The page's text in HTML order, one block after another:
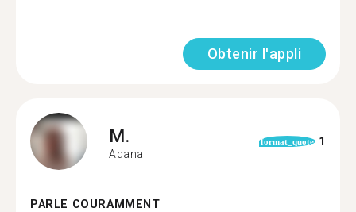
Obtenir l'appli
M.
Adana
format_quote 1
PARLE COURAMMENT